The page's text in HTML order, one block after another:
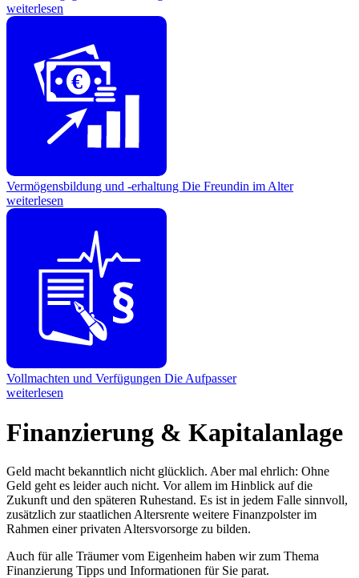
weiterlesen
€
Vermögensbildung und -erhaltung Die Freundin im Alter
weiterlesen
Vollmachten und Verfügungen Die Aufpasser
weiterlesen
Finanzierung & Kapitalanlage
Geld macht bekanntlich nicht glücklich. Aber mal ehrlich: Ohne
Geld geht es leider auch nicht. Vor allem im Hinblick auf die
Zukunft und den späteren Ruhestand. Es ist in jedem Falle sinnvoll,
zusätzlich zur staatlichen Altersrente weitere Finanzpolster im
Rahmen einer privaten Altersvorsorge zu bilden.
Auch für alle Träumer vom Eigenheim haben wir zum Thema
Finanzierung Tipps und Informationen für Sie parat.